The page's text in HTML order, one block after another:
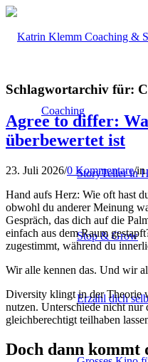
Coaching
StoryTeller in
Stop & Grow
Erzähl dich
Schlagwortarchiv für:
Agree to differ:
überbewertet ist
23. Juli 2026/0 Kommentare/in
Hand aufs Herz: Wie oft hast
obwohl du anderer Meinung
Gespräch, das dich auf die
einfach aus dem Raum
zugestimmt, während du
Wir alle kennen das. Und wir
Diversity klingt in der Theorie
nutzen. Unterschiede nicht
gleichberechtigt teilhaben
Doch dann kommt